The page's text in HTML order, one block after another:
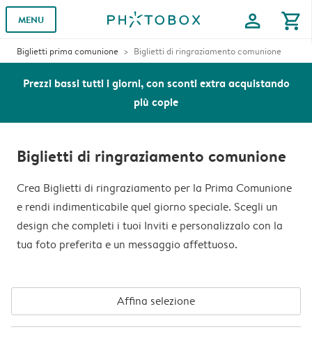
MENU profile shopping_cart
Biglietti prima comunione Biglietti di ringraziamento comunione
Prezzi bassi tutti i giorni, con sconti extra acquistando
più copie
Biglietti di ringraziamento comunione
Crea Biglietti di ringraziamento per la Prima Comunione
e rendi indimenticabile quel giorno speciale. Scegli un
design che completi i tuoi Inviti e personalizzalo con la
tua foto preferita e un messaggio affettuoso.
Affina selezione